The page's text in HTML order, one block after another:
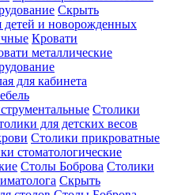
Скрыть
детей и новорожденных
Кровати
металлические
для кабинета
Столики
для детских весов
Столики прикроватные
стоматологические
Столы Боброва Столики
Скрыть